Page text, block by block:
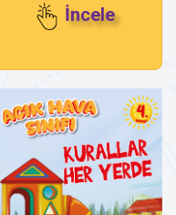
İncele
Planlı Olmak